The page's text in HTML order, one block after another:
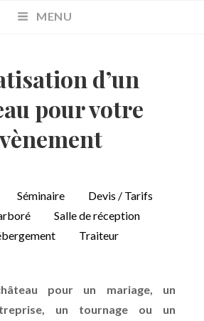
MENU
d’un
pour votre
Séminaire
Devis / Tarifs
Salle de réception
Traiteur
pour un mariage, un
un tournage ou un